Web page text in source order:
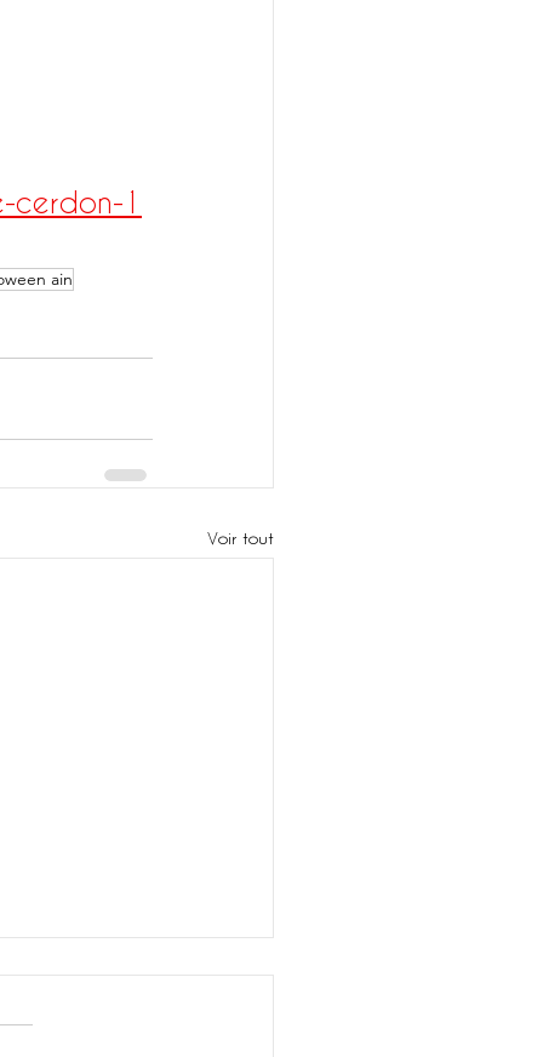
cerdon-1
ain
Voir tout